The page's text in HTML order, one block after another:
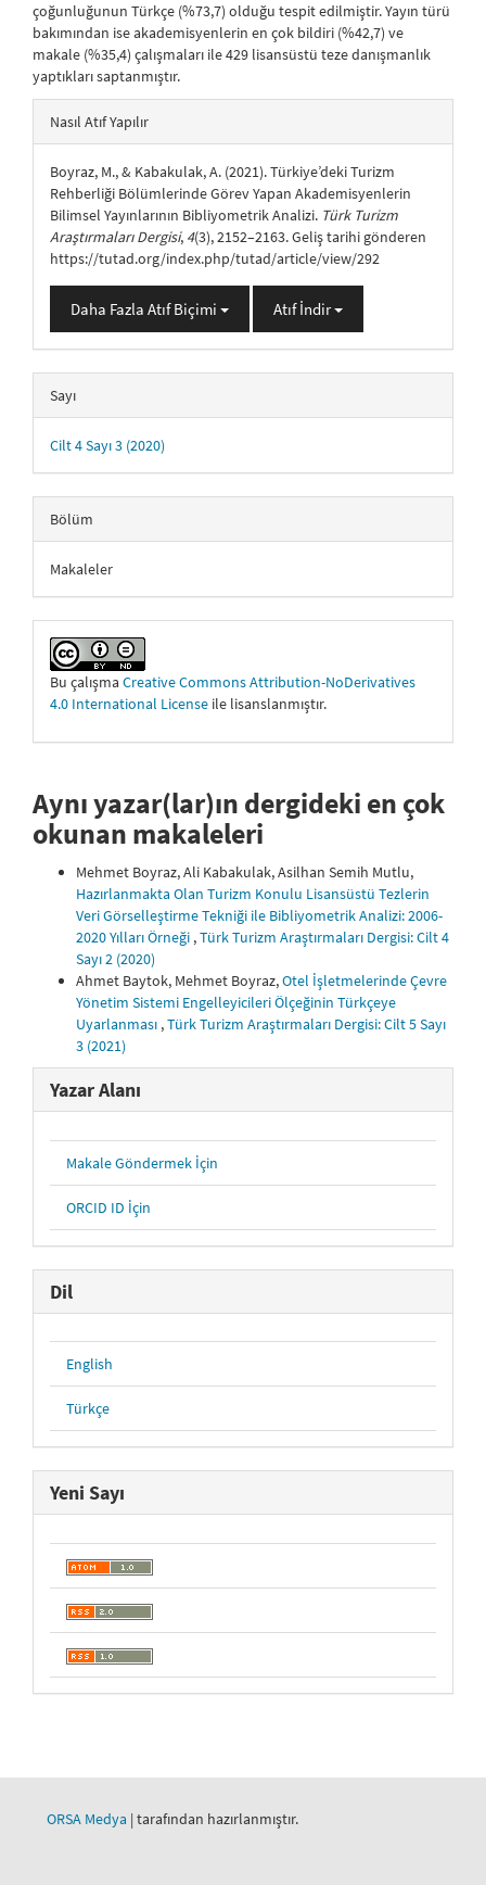
çoğunluğunun Türkçe (%73,7) olduğu tespit edilmiştir. Yayın türü
bakımından ise akademisyenlerin en çok bildiri (%42,7) ve
makale (%35,4) çalışmaları ile 429 lisansüstü teze danışmanlık
yaptıkları saptanmıştır.
##plugins.themes.bootstrap3.article.details##
Nasıl Atıf Yapılır
Boyraz, M., & Kabakulak, A. (2021). Türkiye’deki Turizm
Rehberliği Bölümlerinde Görev Yapan Akademisyenlerin
Bilimsel Yayınlarının Bibliyometrik Analizi. Türk Turizm
Araştırmaları Dergisi, 4(3), 2152–2163. Geliş tarihi gönderen
https://tutad.org/index.php/tutad/article/view/292
Daha Fazla Atıf Biçimi Atıf İndir
Sayı
Cilt 4 Sayı 3 (2020)
Bölüm
Makaleler
Bu çalışma Creative Commons Attribution-NoDerivatives
4.0 International License ile lisanslanmıştır.
Aynı yazar(lar)ın dergideki en çok
okunan makaleleri
Mehmet Boyraz, Ali Kabakulak, Asilhan Semih Mutlu,
Hazırlanmakta Olan Turizm Konulu Lisansüstü Tezlerin
Veri Görselleştirme Tekniği ile Bibliyometrik Analizi: 2006-
2020 Yılları Örneği ,Türk Turizm Araştırmaları Dergisi: Cilt 4
Sayı 2 (2020)
Ahmet Baytok, Mehmet Boyraz,Otel İşletmelerinde Çevre
Yönetim Sistemi Engelleyicileri Ölçeğinin Türkçeye
Uyarlanması ,Türk Turizm Araştırmaları Dergisi: Cilt 5 Sayı
3 (2021)
Yazar Alanı
Makale Göndermek İçin
ORCID ID İçin
Dil
English
Türkçe
Yeni Sayı
ORSA Medya | tarafından hazırlanmıştır.